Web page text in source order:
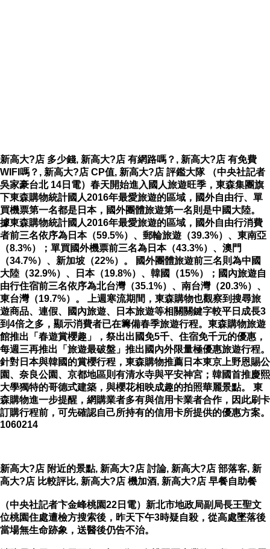
新高大?店 多少錢, 新高大?店 有網路嗎？, 新高大?店 有免費
WIFI嗎？, 新高大?店 CP值, 新高大?店 評鑑大隊 （中央社記者
吳家豪台北 14日電）春天開始進入國人旅遊旺季，東森集團旗
下東森購物統計國人2016年最愛旅遊的區域，國外自由行、單
買機票第一名都是日本，國外團體旅遊第一名則是中國大陸。
據東森購物統計國人2016年最愛旅遊的區域，國外自由行消費
者前三名依序為日本（59.5%）、郵輪旅遊（39.3%）、東南亞
（8.3%）；單買國外機票前三名為日本（43.3%）、澳門
（34.7%）、新加坡（22%）。 國外團體旅遊前三名則為中國
大陸（32.9%）、日本（19.8%）、韓國（15%）；國內旅遊自
由行住宿前三名依序為北台灣（35.1%）、南台灣（20.3%）、
東台灣（19.7%）。 上週寒流期間，東森購物也觀察到搜尋旅
遊商品、連假、國內旅遊、日本旅遊等相關關鍵字較平日成長3
到4倍之多，顯示消費者已在籌備春季旅遊行程。東森購物旅遊
館推出「春遊賞櫻趣」，祭出出國免5千、住宿免千元的優惠，
每週三再推出「旅遊最破盤」推出國內外限量極優惠旅遊行程。
針對日本與韓國的賞櫻行程，東森購物推薦日本東京上野恩賜公
園、奈良公園、京都地區則有清水寺與平安神宮；韓國首推慶熙
大學獨特的哥德式建築，與櫻花相映成趣的拍照華麗景點。 東
森購物進一步提醒，網購業者多有與信用卡業者合作，因此刷卡
訂購行程前，可先確認自己所持有的信用卡所提供的優惠方案。
1060214
新高大?店 附近的景點, 新高大?店 討論, 新高大?店 部落客, 新
高大?店 比較評比, 新高大?店 機加酒, 新高大?店 早餐自助餐
（中央社記者卞金峰桃園22日電）新北市地政局副局長王聖文
位桃園住處遭檢方搜索後，昨天下午3時疑自殺，從高處墜落後
當場無生命跡象，送醫後仍告不治。